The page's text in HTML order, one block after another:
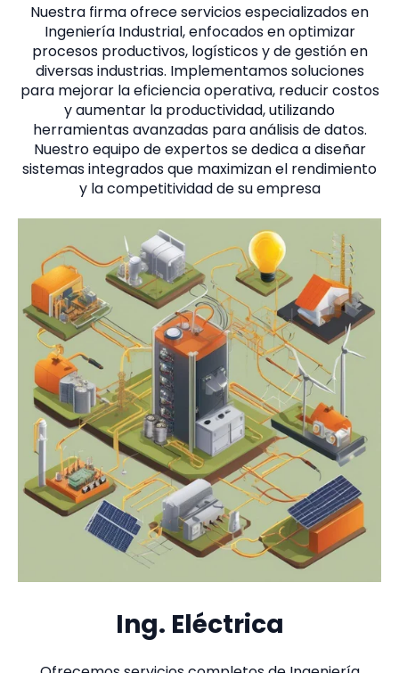
Nuestra firma ofrece servicios especializados en
Ingeniería Industrial, enfocados en optimizar
procesos productivos, logísticos y de gestión en
diversas industrias. Implementamos soluciones
para mejorar la eficiencia operativa, reducir costos
y aumentar la productividad, utilizando
herramientas avanzadas para análisis de datos.
Nuestro equipo de expertos se dedica a diseñar
sistemas integrados que maximizan el rendimiento
y la competitividad de su empresa
Ing. Eléctrica